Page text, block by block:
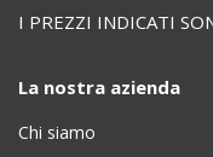
I PREZZI INDICATI
La nostra azienda
Chi siamo